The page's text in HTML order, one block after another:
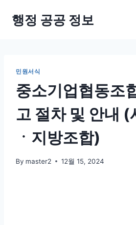
행정 공공 정보
민원서식
중소기업협동조
고 절차 및 안내 (
ㆍ지방조합)
By master2 12월 15, 2024